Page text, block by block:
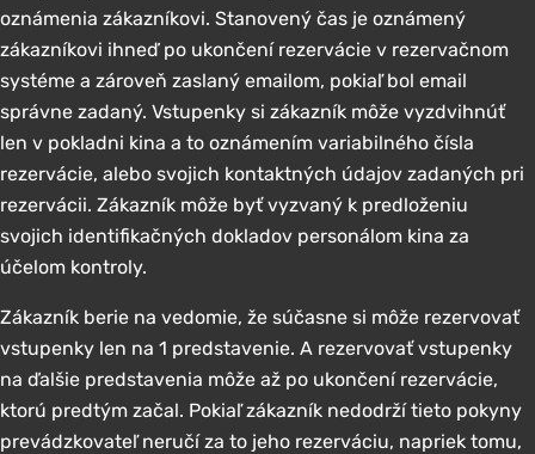
oznámenia zákazníkovi. Stanovený čas je oznámený
zákazníkovi ihneď po ukončení rezervácie v rezervačnom
systéme a zároveň zaslaný emailom, pokiaľ bol email
správne zadaný. Vstupenky si zákazník môže vyzdvihnúť
len v pokladni kina a to oznámením variabilného čísla
rezervácie, alebo svojich kontaktných údajov zadaných pri
rezervácii. Zákazník môže byť vyzvaný k predloženiu
svojich identifikačných dokladov personálom kina za
účelom kontroly.
Zákazník berie na vedomie, že súčasne si môže rezervovať
vstupenky len na 1 predstavenie. A rezervovať vstupenky
na ďalšie predstavenia môže až po ukončení rezervácie,
ktorú predtým začal. Pokiaľ zákazník nedodrží tieto pokyny
prevádzkovateľ neručí za to jeho rezerváciu, napriek tomu,